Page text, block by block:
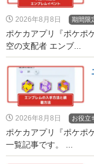
2026年8月8日 期間限
ポケカアプリ『ポケポ
空の支配者 エンブ...
2026年8月8日 お役立
ポケカアプリ『ポケポ
一覧記事です。 ...